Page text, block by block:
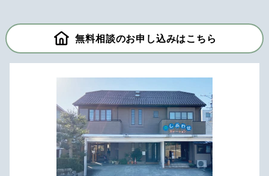
無料相談のお申し込みはこちら